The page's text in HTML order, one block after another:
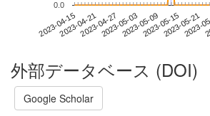
2023-04-152023-04-212023-04-272023-05-032023-05-092023-05-152023-05-21
2023-
0.0
外部データベース (DOI)
Google Scholar